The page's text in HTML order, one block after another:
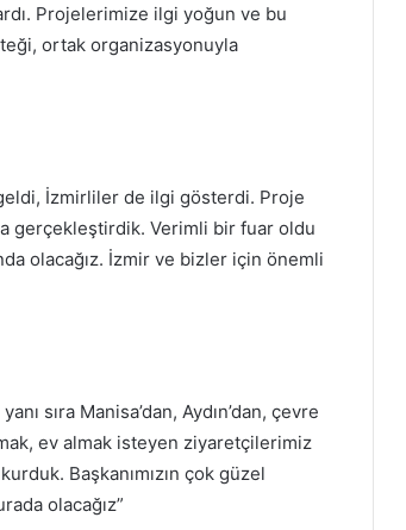
Projelerimize ilgi yoğun ve bu
ortak organizasyonuyla
geldi, İzmirliler de ilgi gösterdi. Proje
gerçekleştirdik. Verimli bir fuar oldu
olacağız. İzmir ve bizler için önemli
sıra Manisa’dan, Aydın’dan, çevre
ev almak isteyen ziyaretçilerimiz
Başkanımızın çok güzel
olacağız”